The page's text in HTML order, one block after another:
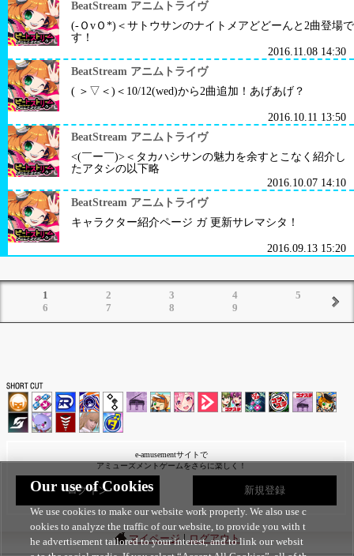
BeatStream アニムトライヴ
(-ＯvＯ*)＜サトウサンのナイトメアどどーんと2曲登場で
す！
2016.11.08 14:30
BeatStream アニムトライヴ
( ＞▽＜)＜10/12(wed)から2曲追加！あげあげ？
2016.10.11 13:50
BeatStream アニムトライヴ
<(￣ー￣)>＜タカハシサンの魅力を余すとこなく紹介し
たアタシの以下略
2016.10.07 14:10
BeatStream アニムトライヴ
キャラクター紹介ページ ガ 更新サレマシタ！
2016.09.13 15:20
1 2 3 4
5
6
7 8 9
e-amusementサイトで
アミューズメントゲームをさらに楽しく！
ログイン 新規登録
マイページ|ログアウト
Our use of Cookies
We use cookies to make our website work properly. We also use c
ookies to analyze the traffic of our website, to provide you with t
he advertisement tailored to your interest, and to link our websit